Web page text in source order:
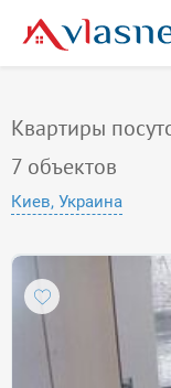
Квартиры
7 объектов
Киев, Украина